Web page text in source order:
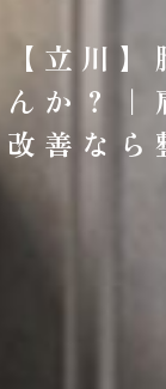
【立川
んか？
改善な